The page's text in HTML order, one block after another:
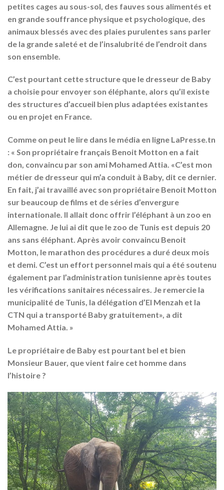
petites cages au sous-sol, des fauves sous alimentés et
en grande souffrance physique et psychologique, des
animaux blessés avec des plaies purulentes sans parler
de la grande saleté et de l’insalubrité de l’endroit dans
son ensemble.
C’est pourtant cette structure que le dresseur de Baby
a choisie pour envoyer son éléphante, alors qu’il existe
des structures d’accueil bien plus adaptées existantes
ou en projet en France.
Comme on peut le lire dans le média en ligne LaPresse.tn
: « Son propriétaire français Benoit Motton en a fait
don, convaincu par son ami Mohamed Attia. «C’est mon
métier de dresseur qui m’a conduit à Baby, dit ce dernier.
En fait, j’ai travaillé avec son propriétaire Benoit Motton
sur beaucoup de films et de séries d’envergure
internationale. Il allait donc offrir l’éléphant à un zoo en
Allemagne. Je lui ai dit que le zoo de Tunis est depuis 20
ans sans éléphant. Après avoir convaincu Benoit
Motton, le marathon des procédures a duré deux mois
et demi. C’est un effort personnel mais qui a été soutenu
également par l’administration tunisienne après toutes
les vérifications sanitaires nécessaires. Je remercie la
municipalité de Tunis, la délégation d’El Menzah et la
CTN qui a transporté Baby gratuitement», a dit
Mohamed Attia. »
Le propriétaire de Baby est pourtant bel et bien
Monsieur Bauer, que vient faire cet homme dans
l’histoire ?